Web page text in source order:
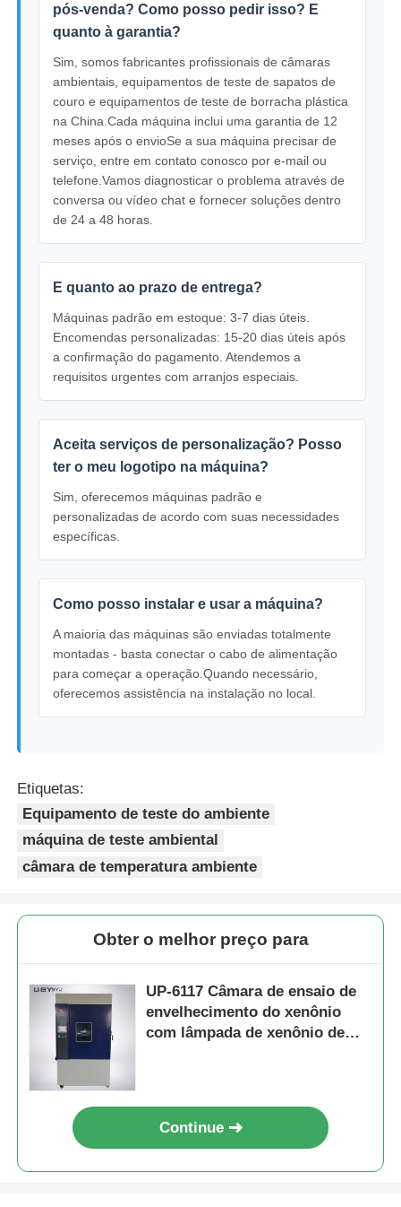
pós-venda? Como posso pedir isso? E
quanto à garantia?
Sim, somos fabricantes profissionais de câmaras
ambientais, equipamentos de teste de sapatos de
couro e equipamentos de teste de borracha plástica
na China.Cada máquina inclui uma garantia de 12
meses após o envioSe a sua máquina precisar de
serviço, entre em contato conosco por e-mail ou
telefone.Vamos diagnosticar o problema através de
conversa ou vídeo chat e fornecer soluções dentro
de 24 a 48 horas.
E quanto ao prazo de entrega?
Máquinas padrão em estoque: 3-7 dias úteis.
Encomendas personalizadas: 15-20 dias úteis após
a confirmação do pagamento. Atendemos a
requisitos urgentes com arranjos especiais.
Aceita serviços de personalização? Posso
ter o meu logotipo na máquina?
Sim, oferecemos máquinas padrão e
personalizadas de acordo com suas necessidades
específicas.
Como posso instalar e usar a máquina?
A maioria das máquinas são enviadas totalmente
montadas - basta conectar o cabo de alimentação
para começar a operação.Quando necessário,
oferecemos assistência na instalação no local.
Etiquetas:
Equipamento de teste do ambiente
máquina de teste ambiental
câmara de temperatura ambiente
Obter o melhor preço para
UP-6117 Câmara de ensaio de
envelhecimento do xenônio
com lâmpada de xenônio de
com as normas ISO e ASTM
Continue